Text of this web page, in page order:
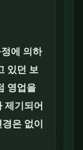
에 의하
있던 보
영업을
제기되어
은 없이